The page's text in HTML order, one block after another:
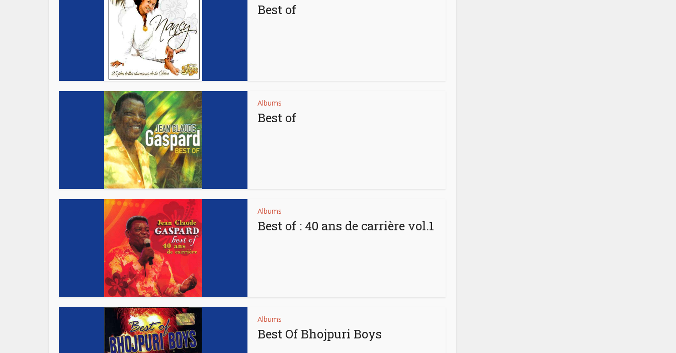
Best of
Albums
Best of
Albums
Best of : 40 ans de carrière vol.1
Albums
Best Of Bhojpuri Boys